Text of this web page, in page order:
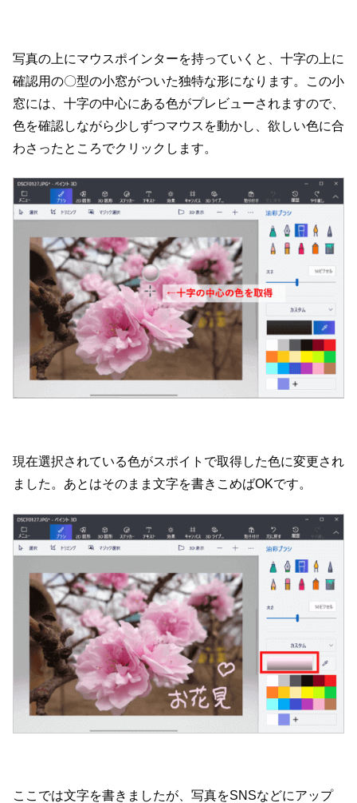
写真の上にマウスポインターを持っていくと、十字の上に
確認用の〇型の小窓がついた独特な形になります。この小
窓には、十字の中心にある色がプレビューされますので、
色を確認しながら少しずつマウスを動かし、欲しい色に合
わさったところでクリックします。
現在選択されている色がスポイトで取得した色に変更され
ました。あとはそのまま文字を書きこめばOKです。
ここでは文字を書きましたが、写真をSNSなどにアップ